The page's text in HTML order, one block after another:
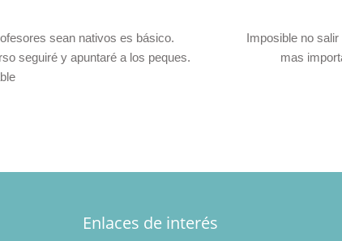
sean nativos es básico.
y apuntaré a los peques.
Imposible no salir
mas importante
Enlaces de interés